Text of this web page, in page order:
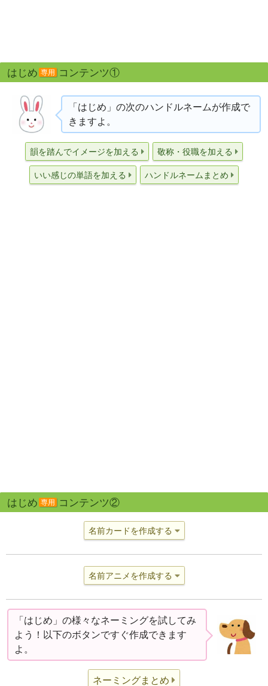
はじめ 専用 コンテンツ①
「はじめ」の次のハンドルネームが作成で
きますよ。
韻を踏んでイメージを加える 敬称・役職を加える
いい感じの単語を加える ハンドルネームまとめ
はじめ 専用 コンテンツ②
名前カードを作成する
名前アニメを作成する
「はじめ」の様々なネーミングを試してみ
よう！以下のボタンですぐ作成できます
よ。
ネーミングまとめ